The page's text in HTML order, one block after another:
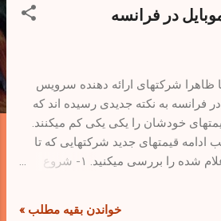
در فرانسه
ظاهرا شرکتهای ارائه دهنده سرویس
فرانسه به نکته جدیدی رسیده اند که
خودشان را یکی یکی کم میکنند.
ادامه قیمتهای جدید شرکتهایی که تا
بحال اعلام شده را بررسی میکنید. ۱- شروع
خواندن بقیه مطلب »